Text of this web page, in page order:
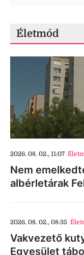
Életmód
2026. 08. 02., 11:07
Nem
albérletárak
2026. 08. 02., 08:35
Vakvezető
Egyesület